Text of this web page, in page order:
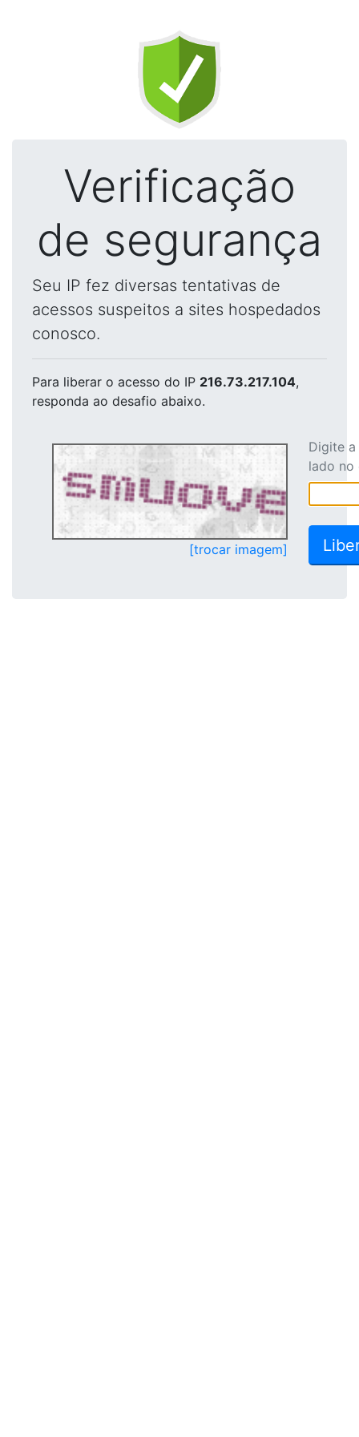
Verificação
de segurança
Seu IP fez diversas tentativas de
acessos suspeitos a sites hospedados
conosco.
Para liberar o acesso do IP 216.73.217.104,
responda ao desafio abaixo.
[trocar imagem]
Digite
lado no